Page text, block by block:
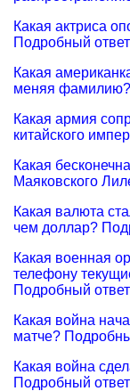
Какая актриса
Подробный ответ
Какая
меняя
Какая армия
китайского
Какая
Маяковского
Какая валюта
чем доллар?
Какая военная
телефону
Подробный ответ
Какая война
матче?
Какая война
Подробный ответ